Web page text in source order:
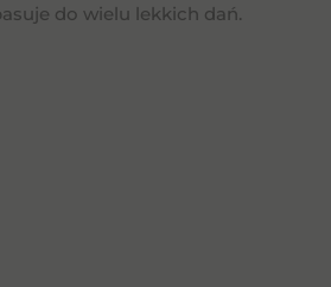
do wielu lekkich dań.